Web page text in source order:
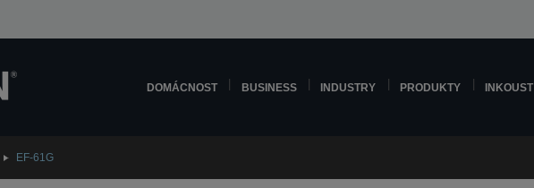
DOMÁCNOST BUSINESS INDUSTRY PRODUKTY INKOUST
EF-61G